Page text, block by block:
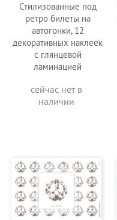
Стилизованные под
ретро билеты на
автогонки, 12
декоративных наклеек
с глянцевой
ламинацией
сейчас нет в
наличии